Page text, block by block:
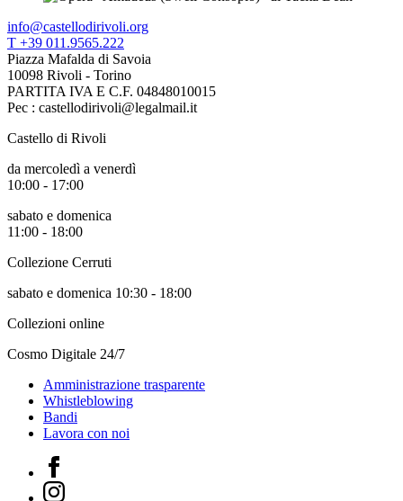
e
Ricerca
Famiglie
Scuole
Visite
guidate
Summer
Progetti
Speciali
Storia
Sedi
le
Edificio
Castello
Manica
Lunga
Villa
Cerruti
Cosmo
Digitale
Visita
Biglietti
Shop
Chi
siamo
info@castellodirivoli.org
T +39 011.9565.222
Piazza Mafalda di Savoia
10098 Rivoli - Torino
PARTITA IVA E C.F. 04848010015
Pec : castellodirivoli@legalmail.it
Castello di Rivoli
da mercoledì a venerdì
10:00 - 17:00
sabato e domenica
11:00 - 18:00
Collezione Cerruti
sabato e domenica 10:30 - 18:00
Collezioni online
Cosmo Digitale 24/7
Amministrazione trasparente
Whistleblowing
Bandi
Lavora con noi
Facebook
Instagram